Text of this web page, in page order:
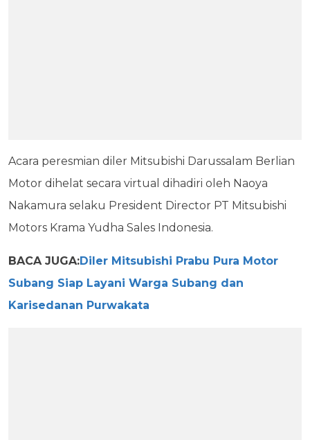
Acara peresmian diler Mitsubishi Darussalam Berlian
Motor dihelat secara virtual dihadiri oleh Naoya
Nakamura selaku President Director PT Mitsubishi
Motors Krama Yudha Sales Indonesia.
BACA JUGA:Diler Mitsubishi Prabu Pura Motor
Subang Siap Layani Warga Subang dan
Karisedanan Purwakata